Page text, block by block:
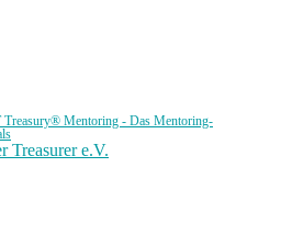
Treasury® Mentoring - Das Mentoring-
Treasurer e.V.